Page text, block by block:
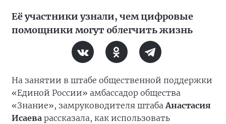
Её участники узнали, чем цифровые
помощники могут облегчить жизнь
На занятии в штабе общественной поддержки
«Единой России» амбассадор общества
«Знание», замруководителя штабаАнастасия
Исаева рассказала, как использовать